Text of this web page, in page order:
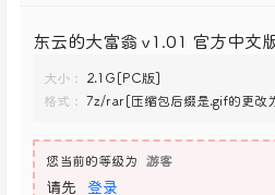
东云的大富翁 v1.01 官方中文
大小：
2.1G[PC版]
格式：
7z/rar[压缩包后缀是.gif的更改
您当前的等级为 游客
请先 登录